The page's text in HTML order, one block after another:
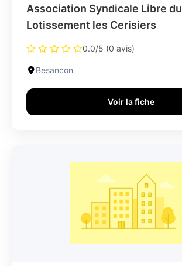
Association Syndicale Libre du
Lotissement les Cerisiers
0.0/5 (0 avis)
Besancon
Voir la fiche